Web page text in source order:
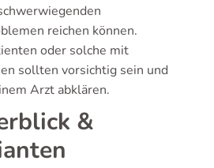
reichen können.
oder solche mit
sollten vorsichtig sein und
Arzt abklären.
&